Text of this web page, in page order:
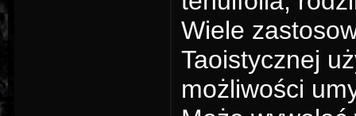
Wiele
Taoistycznej
możliwości